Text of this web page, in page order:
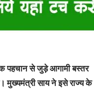
पहचान से जुड़े आगामी बस्तर
मुख्यमंत्री साय ने इसे राज्य के